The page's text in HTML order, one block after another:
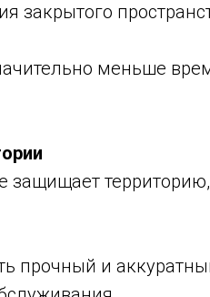
закрытого
меньше
защищает
прочный и